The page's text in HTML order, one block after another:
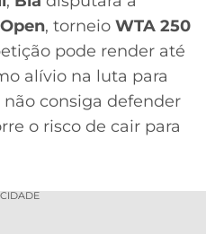
, torneio WTA 250
pode render até
alívio na luta para
não consiga defender
o risco de cair para